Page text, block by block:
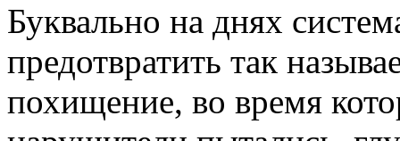
Буквально на днях
предотвратить так
похищение, во время